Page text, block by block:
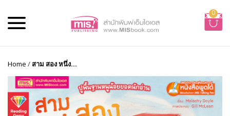
0
Home /สาม สอง หนึ่ง...